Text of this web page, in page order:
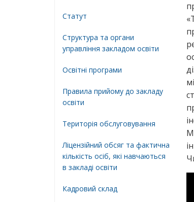
Статут
Структура та органи
управління закладом освіти
Освiтнi програми
Правила прийому до закладу
освіти
Територiя обслуговування
Ліцензійний обсяг та фактична
кількість осіб, які навчаються
в закладі освіти
Кадровий склад